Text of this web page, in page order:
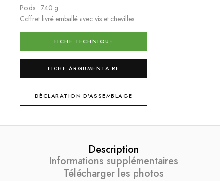
Poids : 740 g
Coffret livré emballé avec vis et chevilles
FICHE TECHNIQUE
FICHE ARGUMENTAIRE
DÉCLARATION D’ASSEMBLAGE
Description
Informations supplémentaires
Télécharger les photos